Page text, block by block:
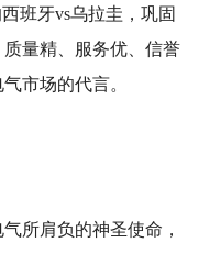
班牙vs乌拉圭，巩固
量精、服务优、信誉
市场的代言。
所肩负的神圣使命，